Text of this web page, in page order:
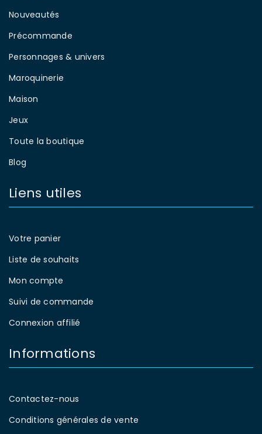
Nouveautés
Précommande
Personnages & univers
Maroquinerie
Maison
Jeux
Toute la boutique
Blog
Liens utiles
Votre panier
Liste de souhaits
Mon compte
Suivi de commande
Connexion affilié
Informations
Contactez-nous
Conditions générales de vente